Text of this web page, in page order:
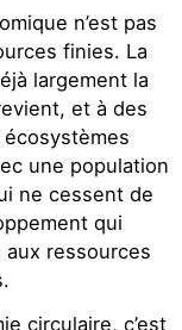
n’est pas
finies. La
largement la
et à des
une population
ne cessent de
qui
aux ressources
circulaire, c’est